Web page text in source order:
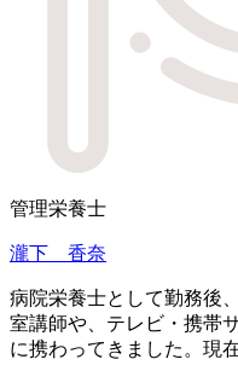
管理栄養士
瀧下 香奈
病院栄養士として勤務後
室講師や、テレビ・携帯
に携わってきました。現